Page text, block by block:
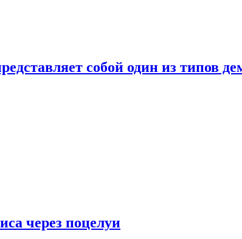
собой один из типов
через поцелуи